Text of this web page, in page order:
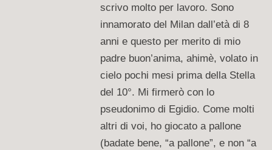
scrivo molto per lavoro. Sono
innamorato del Milan dall’età di 8
anni e questo per merito di mio
padre buon’anima, ahimè, volato in
cielo pochi mesi prima della Stella
del 10°. Mi firmerò con lo
pseudonimo di Egidio. Come molti
altri di voi, ho giocato a pallone
(badate bene, “a pallone”, e non “a